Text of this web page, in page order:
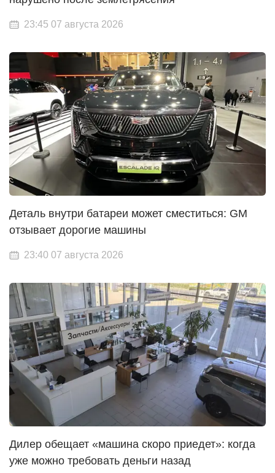
23:45 07 августа 2026
Деталь внутри батареи может сместиться: GM
отзывает дорогие машины
23:40 07 августа 2026
Дилер обещает «машина скоро приедет»: когда
уже можно требовать деньги назад